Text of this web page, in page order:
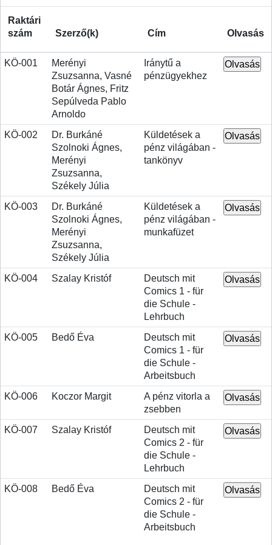
Raktári
szám
Szerző(k) Cím Olvasás
KÖ-001
Merényi
Zsuzsanna, Vasné
Botár Ágnes, Fritz
Sepúlveda Pablo
Arnoldo
Iránytű a
pénzügyekhez
KÖ-002
Dr. Burkáné
Szolnoki Ágnes,
Merényi
Zsuzsanna,
Székely Júlia
Küldetések a
pénz világában -
tankönyv
KÖ-003
Dr. Burkáné
Szolnoki Ágnes,
Merényi
Zsuzsanna,
Székely Júlia
Küldetések a
pénz világában -
munkafüzet
KÖ-004 Szalay Kristóf
Deutsch mit
Comics 1 - für
die Schule -
Lehrbuch
KÖ-005
Bedő Éva
Deutsch mit
Comics 1 - für
die Schule -
Arbeitsbuch
KÖ-006
Koczor Margit
A pénz vitorla a
zsebben
KÖ-007
Szalay Kristóf
Deutsch mit
Comics 2 - für
die Schule -
Lehrbuch
KÖ-008
Bedő Éva
Deutsch mit
Comics 2 - für
die Schule -
Arbeitsbuch